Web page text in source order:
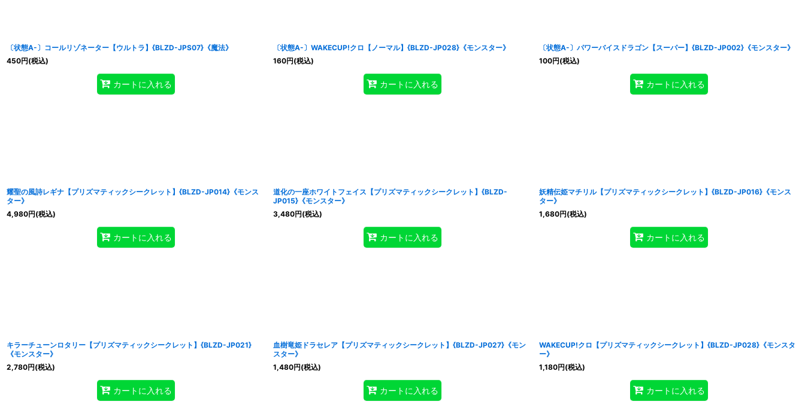
〔状態A-〕コールリゾネーター【ウルトラ】{BLZD-JPS07}《魔法》
450円(税込)
カートに入れる
〔状態A-〕WAKECUP!クロ【ノーマル】{BLZD-JP028}《モンスター》
160円(税込)
カートに入れる
〔状態A-〕パワーバイスドラゴン【スーパー】{BLZD-JP002}《モンスター》
100円(税込)
カートに入れる
耀聖の風詩レギナ【プリズマティックシークレット】{BLZD-JP014}《モンス
ター》
4,980円(税込)
カートに入れる
道化の一座ホワイトフェイス【プリズマティックシークレット】{BLZD-
JP015}《モンスター》
3,480円(税込)
カートに入れる
妖精伝姫マチリル【プリズマティックシークレット】{BLZD-JP016}《モンス
ター》
1,680円(税込)
カートに入れる
キラーチューンロタリー【プリズマティックシークレット】{BLZD-JP021}
《モンスター》
2,780円(税込)
カートに入れる
血樹竜姫ドラセレア【プリズマティックシークレット】{BLZD-JP027}《モン
スター》
1,480円(税込)
カートに入れる
WAKECUP!クロ【プリズマティックシークレット】{BLZD-JP028}《モンスタ
ー》
1,180円(税込)
カートに入れる